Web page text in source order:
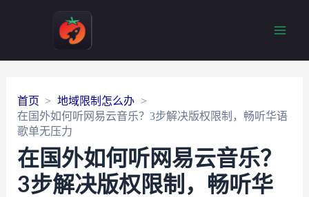
首页
地域限制怎么办
在国外如何听网易云音乐？3步解决版权限制，畅听华语
歌单无压力
在国外如何听网易云音乐？
3步解决版权限制，畅听华